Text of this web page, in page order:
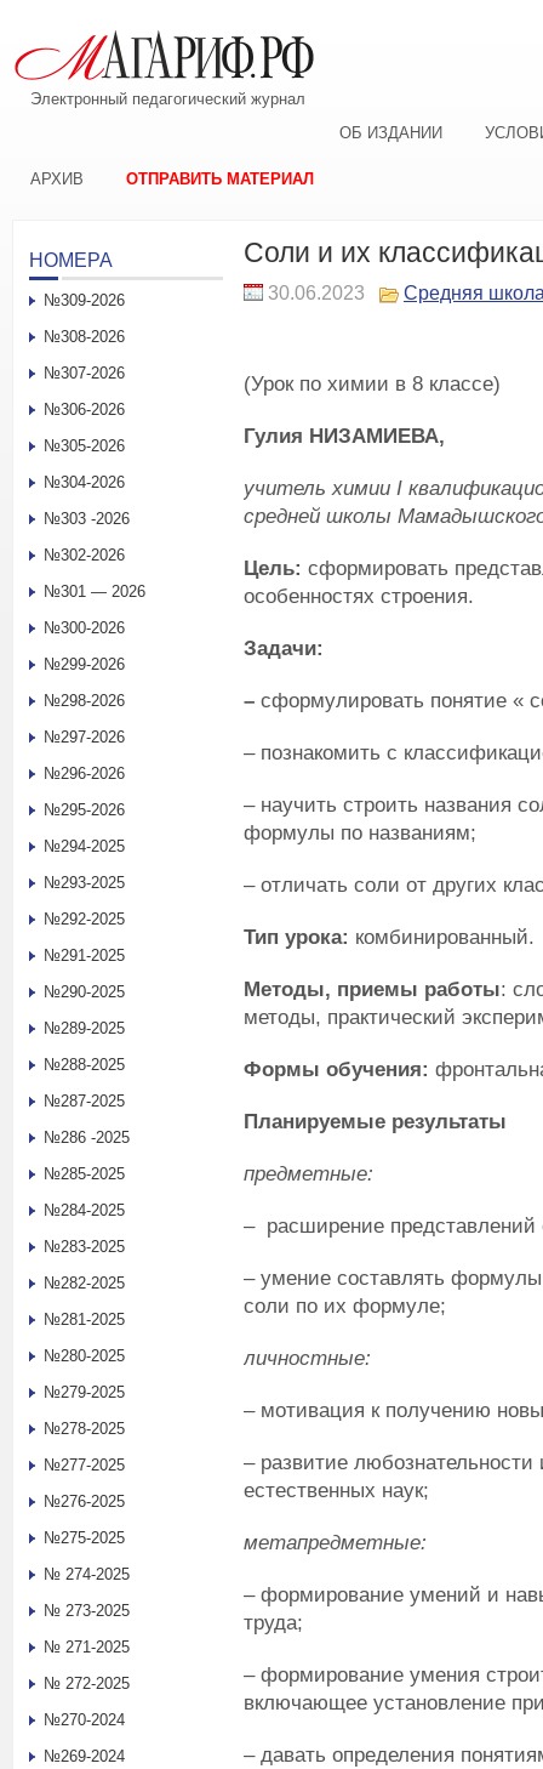
Электронный педагогический журнал
ОБ ИЗДАНИИ
АРХИВ ОТПРАВИТЬ МАТЕРИАЛ
Соли и их
30.06.2023 Средняя
(Урок по химии в 8 классе)
Гулия НИЗАМИЕВА,
учитель химии I
средней школы
Цель: сформировать
особенностях строения.
Задачи:
– сформулировать понятие «
– познакомить с
– научить строить названия
формулы по названиям;
– отличать соли от других
Тип урока: комбинированный.
Методы, приемы работы:
методы, практический
Формы обучения:
Планируемые результаты
предметные:
– расширение представлений
– умение составлять
соли по их формуле;
личностные:
– мотивация к получению
– развитие
естественных наук;
метапредметные:
– формирование умений и
труда;
– формирование умения
включающее установление
– давать определения
НОМЕРА
№309-2026
№308-2026
№307-2026
№306-2026
№305-2026
№304-2026
№303 -2026
№302-2026
№301 — 2026
№300-2026
№299-2026
№298-2026
№297-2026
№296-2026
№295-2026
№294-2025
№293-2025
№292-2025
№291-2025
№290-2025
№289-2025
№288-2025
№287-2025
№286 -2025
№285-2025
№284-2025
№283-2025
№282-2025
№281-2025
№280-2025
№279-2025
№278-2025
№277-2025
№276-2025
№275-2025
№ 274-2025
№ 273-2025
№ 271-2025
№ 272-2025
№270-2024
№269-2024